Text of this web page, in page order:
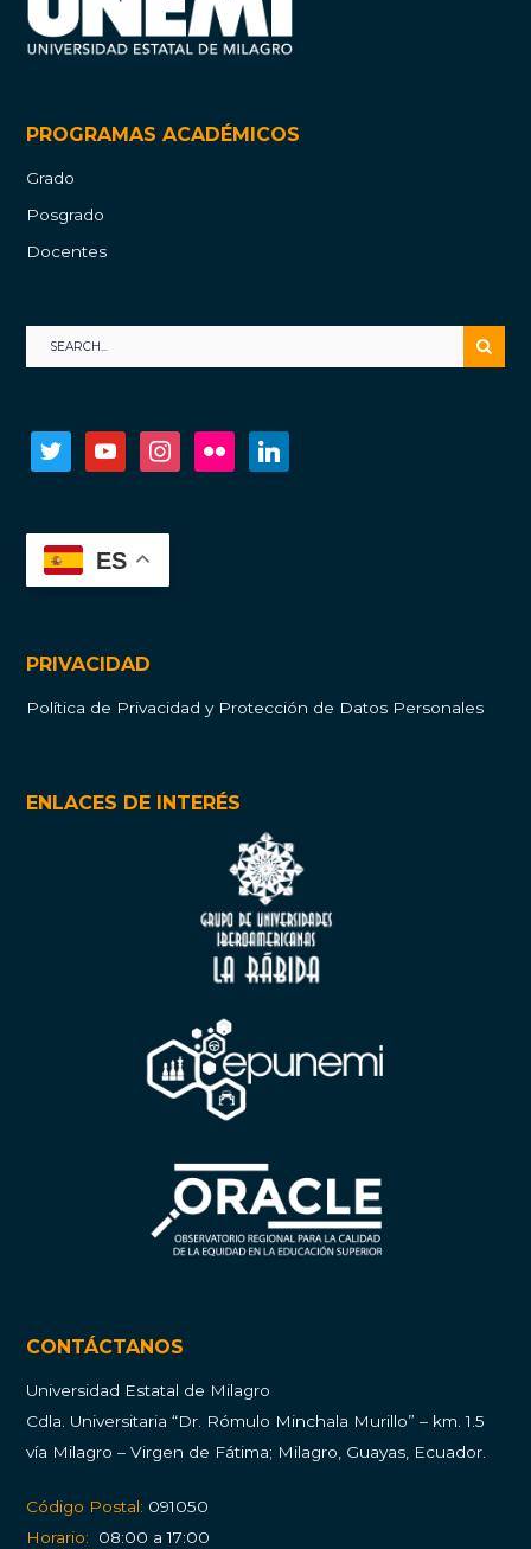
PROGRAMAS ACADÉMICOS
Grado
Posgrado
Docentes
twitter youtube instagramflickr
ES
PRIVACIDAD
Política de Privacidad y Protección de Datos Personales
ENLACES DE INTERÉS
CONTÁCTANOS
Universidad Estatal de Milagro
Cdla. Universitaria “Dr. Rómulo Minchala Murillo” – km. 1.5
vía Milagro – Virgen de Fátima; Milagro, Guayas, Ecuador.
Código Postal: 091050
Horario:
08:00 a 17:00